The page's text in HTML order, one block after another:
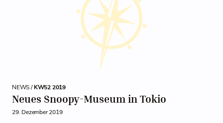
NEWS /KW52 2019
Neues Snoopy-Museum in Tokio
29. Dezember 2019